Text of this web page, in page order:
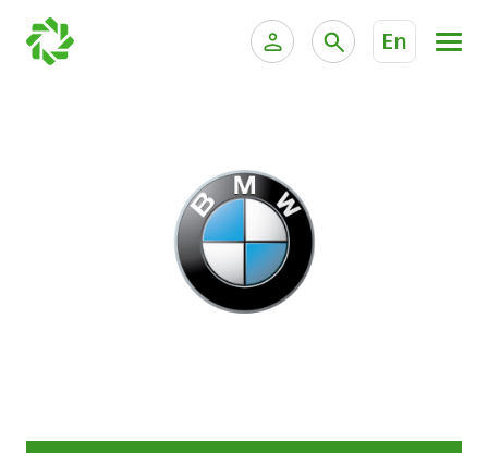
En
الخدمات المصرفية الإلكترونية للشركات
خدمة "بيتك" للتداول الإلكتروني
جميع السيارات